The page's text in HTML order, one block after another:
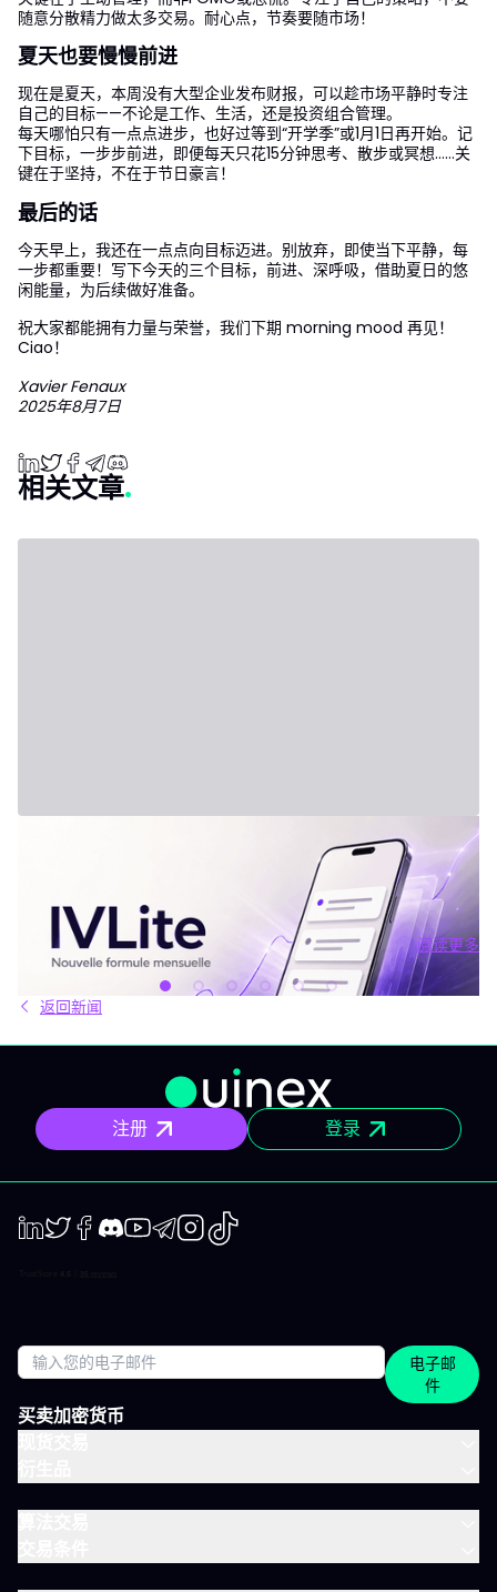
随意分散精力做太多交易。耐心点，节奏要随市场！
夏天也要慢慢前进
现在是夏天，本周没有大型企业发布财报，可以趁市场平静时专注
自己的目标——不论是工作、生活，还是投资组合管理。
每天哪怕只有一点点进步，也好过等到“开学季”或1月1日再开始。记
下目标，一步步前进，即便每天只花15分钟思考、散步或冥想……关
键在于坚持，不在于节日豪言！
最后的话
今天早上，我还在一点点向目标迈进。别放弃，即使当下平静，每
一步都重要！写下今天的三个目标，前进、深呼吸，借助夏日的悠
闲能量，为后续做好准备。
祝大家都能拥有力量与荣誉，我们下期 morning mood 再见！
Ciao！
Xavier Fenaux
2025年8月7日
相关文章
IVLite：IVT精华通知，每月仅29欧元 清晰的计划、市场简报和回
顾，直接送达您的手机与电脑，仅此而已。 问题不在于信息匮乏，
而是过剩。每天都有数十种分析、相互矛盾的观点和信号交织在市
场中。结果就是：你推迟，把事情留到“以后”，最后只能被动应对市
场，而不是主动掌控。 IVLite正是基于这个现象而诞生的。每月
29€，只为你提供一件事：IVT的核心内容通知。 IVLite究竟是什
么？ IVLite即IVT通知的访问权，仅此而已。 具体来说，你会在手机
和电脑上收到IVT教练们制作的清晰计划、短期及中期简报和市场回
信息流，无需额外的动态，不会有无关填充内容。 专为积极投资、
但有正职工作、有生活，无法整天盯着屏幕的人设计。 你将获得哪
些内容？ 精确的市场信息 清晰的情景与关键位，一目了然。你会明
确聚焦要点，不会分心。 明确的计划 预设了操作框架：关注区域、
预期情景与失效点。你不是临场才应付市场，而是有备而来。 短中
期简报 市场波动时，我们抓住波动性；趋势确定时，我们有系统地
流与真实投资者行为。不是猜测，也不是市井杂音。 IVLite的一天
举个例子，一天的节奏大致如下： 07:45 晨间简报 开盘前设定今日
基调。 09:12 今日计划，CAC 40 明确关注点、操作情景、失效
点。 14:30 中期简报，黄金 趋势形成时，科学跟随。 22:05 市场回
医疗 加密货币：BTC、ETH、SOL和山寨币 大宗商品：黄金、原
油、白银 ETF：SPY、QQQ、MSCI World 免费、IVLite、VIP：如
何定位？ IVLite特意定位于免费账户与VIP之间。如果你想获取实用
内容但不需要全方位陪伴，这是最佳选择。 你会获得 免费 IVLite
VIP 晨间简报
阅读更多
阅读
返回新闻
注册 登录
买卖加密货币
Telegram
Instagram
电子邮
件